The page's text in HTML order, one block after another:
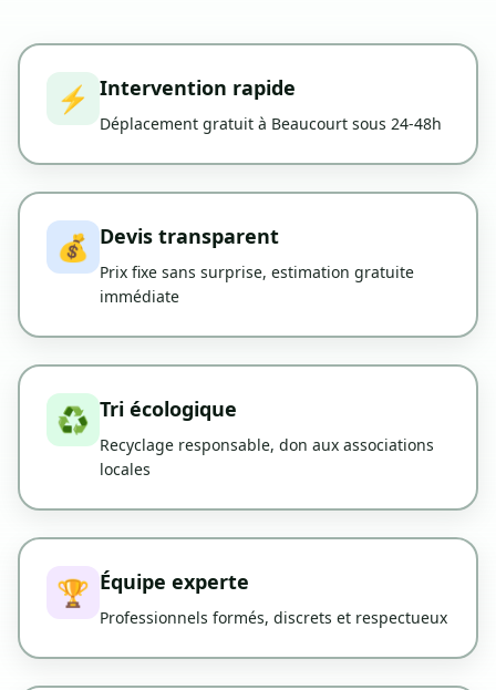
⚡ Intervention rapide
Déplacement gratuit à Beaucourt sous 24-48h
💰 Devis transparent
Prix fixe sans surprise, estimation gratuite
immédiate
♻️ Tri écologique
Recyclage responsable, don aux associations
locales
🏆 Équipe experte
Professionnels formés, discrets et respectueux